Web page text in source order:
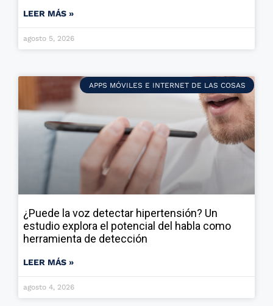
LEER MÁS »
agosto 5, 2026
APPS MÓVILES E INTERNET DE LAS COSAS
¿Puede la voz detectar hipertensión? Un
estudio explora el potencial del habla como
herramienta de detección
LEER MÁS »
agosto 4, 2026